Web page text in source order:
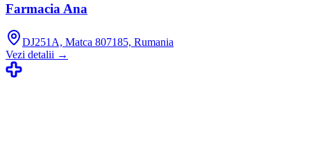
Farmacia Ana
DJ251A, Matca 807185, Rumania
Vezi detalii →